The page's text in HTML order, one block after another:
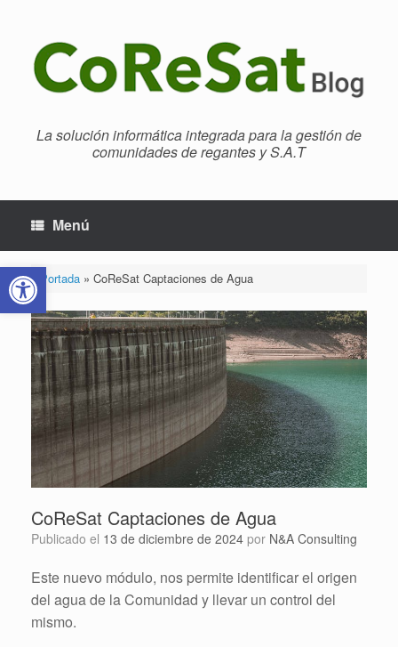
Abrir barra de herramientas
contenido
La solución informática integrada para la gestión de
comunidades de regantes y S.A.T
Menú
Portada» CoReSat Captaciones de Agua
CoReSat Captaciones de Agua
Publicado el 13 de diciembre de 2024 por N&A Consulting
Este nuevo módulo, nos permite identificar el origen
del agua de la Comunidad y llevar un control del
mismo.